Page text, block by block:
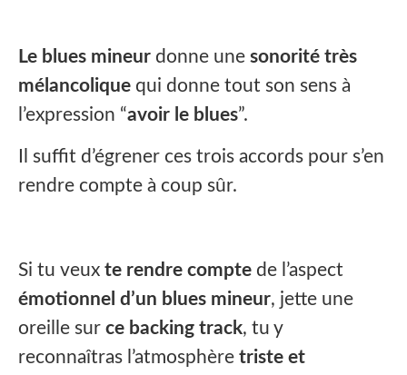
Le blues mineur donne une sonorité très
mélancolique qui donne tout son sens à
l’expression “avoir le blues”.
Il suffit d’égrener ces trois accords pour s’en
rendre compte à coup sûr.
Si tu veux te rendre compte de l’aspect
émotionnel d’un blues mineur, jette une
oreille sur ce backing track, tu y
reconnaîtras l’atmosphère triste et